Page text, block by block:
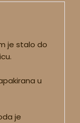
je stalo do
u
je